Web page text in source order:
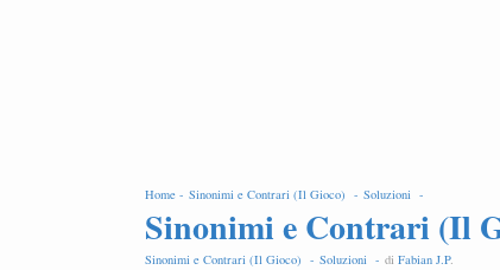
Home - Sinonimi e Contrari (Il Gioco) - Soluzioni -
Sinonimi e Contrari (Il
Sinonimi e Contrari (Il Gioco) - Soluzioni - di Fabian J.P.